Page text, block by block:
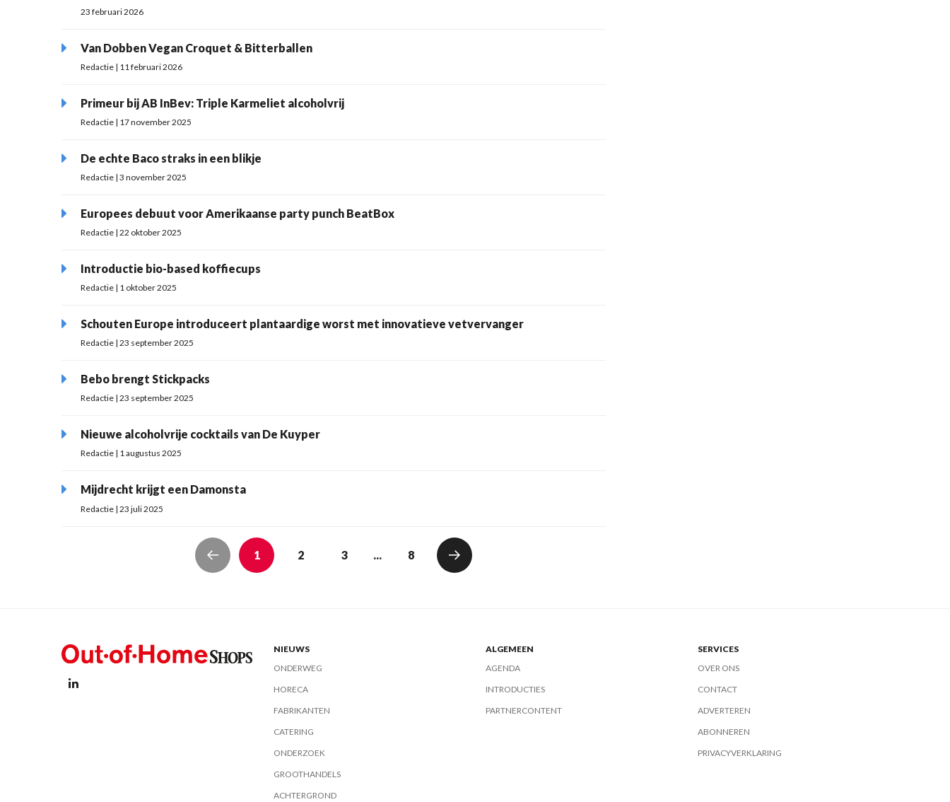
23 februari 2026
Van Dobben Vegan Croquet & Bitterballen
Redactie | 11 februari 2026
Primeur bij AB InBev: Triple Karmeliet alcoholvrij
Redactie | 17 november 2025
De echte Baco straks in een blikje
Redactie | 3 november 2025
Europees debuut voor Amerikaanse party punch BeatBox
Redactie | 22 oktober 2025
Introductie bio-based koffiecups
Redactie | 1 oktober 2025
Schouten Europe introduceert plantaardige worst met innovatieve vetvervanger
Redactie | 23 september 2025
Bebo brengt Stickpacks
Redactie | 23 september 2025
Nieuwe alcoholvrije cocktails van De Kuyper
Redactie | 1 augustus 2025
Mijdrecht krijgt een Damonsta
Redactie | 23 juli 2025
1 2 3 ... 8
NIEUWS
ONDERWEG
HORECA
FABRIKANTEN
CATERING
ONDERZOEK
GROOTHANDELS
ACHTERGROND
ALGEMEEN
AGENDA
INTRODUCTIES
PARTNERCONTENT
SERVICES
OVER ONS
CONTACT
ADVERTEREN
ABONNEREN
PRIVACYVERKLARING